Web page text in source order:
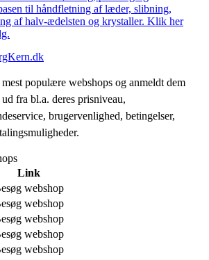
til håndfletning af læder, slibning,
af halv-ædelsten og krystaller. Klik her
populære webshops og anmeldt dem
fra bl.a. deres prisniveau,
brugervenlighed, betingelser,
Link
webshop
webshop
webshop
webshop
webshop